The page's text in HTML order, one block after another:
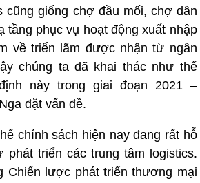
cũng giống chợ đầu mối, chợ dân
tầng phục vụ hoạt động xuất nhập
về triển lãm được nhận từ ngân
chúng ta đã khai thác như thế
này trong giai đoạn 2021 –
đặt vấn đề.
chính sách hiện nay đang rất hỗ
phát triển các trung tâm logistics.
Chiến lược phát triển thương mại